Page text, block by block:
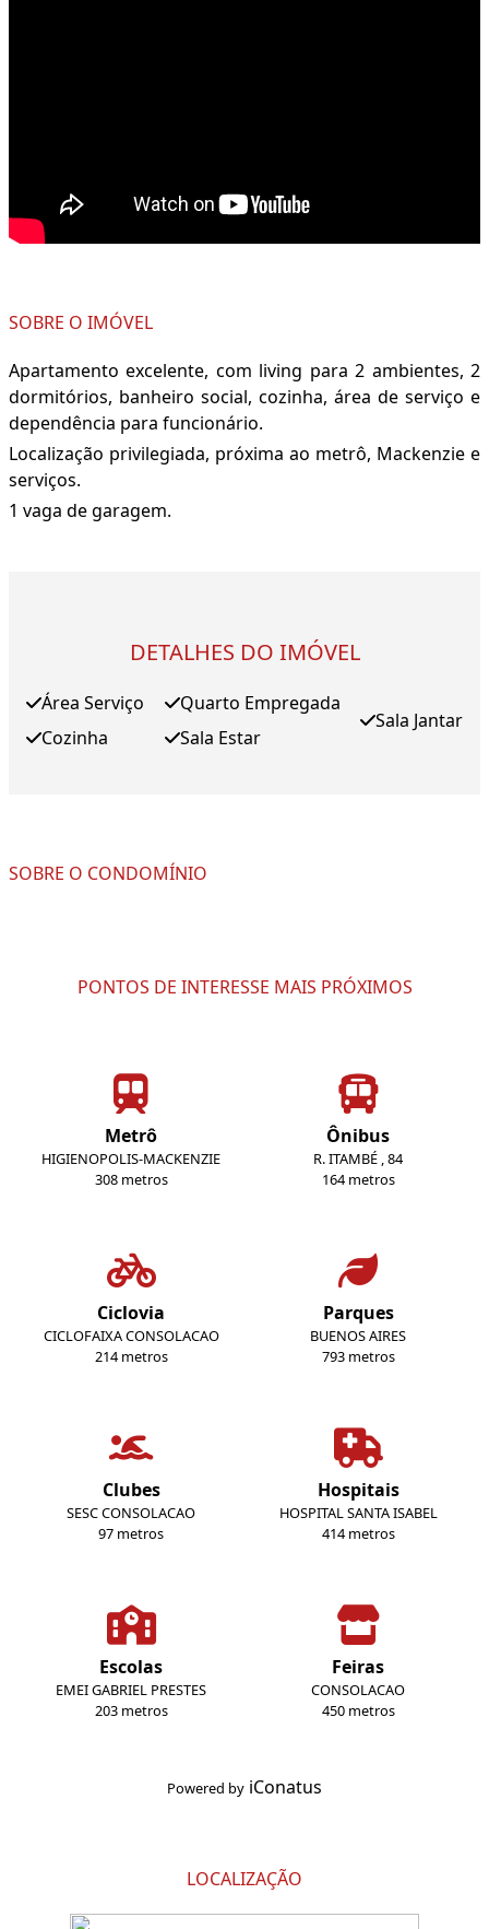
SOBRE O IMÓVEL
Apartamento excelente, com living para 2 ambientes, 2
dormitórios, banheiro social, cozinha, área de serviço e
dependência para funcionário.
Localização privilegiada, próxima ao metrô, Mackenzie e
serviços.
1 vaga de garagem.
DETALHES DO IMÓVEL
Área Serviço
Cozinha
Quarto Empregada
Sala Estar
Sala Jantar
SOBRE O CONDOMÍNIO
PONTOS DE INTERESSE MAIS PRÓXIMOS
Metrô
HIGIENOPOLIS-MACKENZIE
308 metros
Ônibus
R. ITAMBÉ , 84
164 metros
Ciclovia
CICLOFAIXA CONSOLACAO
214 metros
Parques
BUENOS AIRES
793 metros
Clubes
SESC CONSOLACAO
97 metros
Hospitais
HOSPITAL SANTA ISABEL
414 metros
Escolas
EMEI GABRIEL PRESTES
203 metros
Feiras
CONSOLACAO
450 metros
Powered by iConatus
LOCALIZAÇÃO